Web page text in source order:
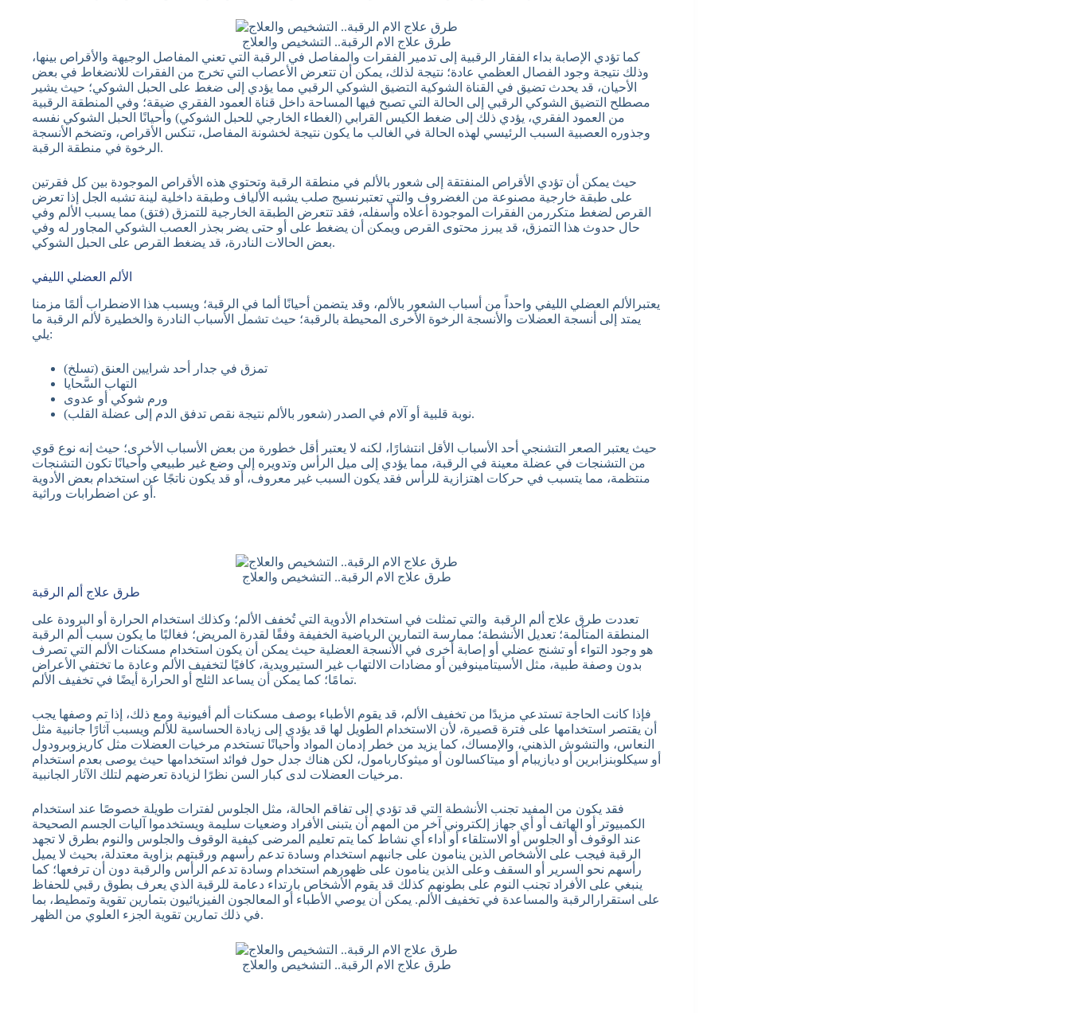
طرق علاج الام الرقبة.. التشخيص والعلاج
كما تؤدي الإصابة بداء الفقار الرقبية إلى تدمير الفقرات والمفاصل في الرقبة التي تعني المفاصل الوجيهة والأقراص بينها،
وذلك نتيجة وجود الفصال العظمي عادة؛ نتيجة لذلك، يمكن أن تتعرض الأعصاب التي تخرج من الفقرات للانضغاط في بعض
الأحيان، قد يحدث تضيق في القناة الشوكية التضيق الشوكي الرقبي مما يؤدي إلى ضغط على الحبل الشوكي؛ حيث يشير
مصطلح التضيق الشوكي الرقبي إلى الحالة التي تصبح فيها المساحة داخل قناة العمود الفقري ضيقة؛ وفي المنطقة الرقبية
من العمود الفقري، يؤدي ذلك إلى ضغط الكيس القرابي (الغطاء الخارجي للحبل الشوكي) وأحيانًا الحبل الشوكي نفسه
وجذوره العصبية السبب الرئيسي لهذه الحالة في الغالب ما يكون نتيجة لخشونة المفاصل، تنكس الأقراص، وتضخم الأنسجة
الرخوة في منطقة الرقبة.
حيث يمكن أن تؤدي الأقراص المنفتقة إلى شعور بالألم في منطقة الرقبة وتحتوي هذه الأقراص الموجودة بين كل فقرتين
على طبقة خارجية مصنوعة من الغضروف والتي تعتبرنسيج صلب يشبه الألياف وطبقة داخلية لينة تشبه الجل إذا تعرض
القرص لضغط متكررمن الفقرات الموجودة أعلاه وأسفله، فقد تتعرض الطبقة الخارجية للتمزق (فتق) مما يسبب الألم وفي
حال حدوث هذا التمزق، قد يبرز محتوى القرص ويمكن أن يضغط على أو حتى يضر بجذر العصب الشوكي المجاور له وفي
بعض الحالات النادرة، قد يضغط القرص على الحبل الشوكي.
الألم العضلي الليفي
يعتبرالألم العضلي الليفي واحداً من أسباب الشعور بالألم، وقد يتضمن أحيانًا ألما في الرقبة؛ ويسبب هذا الاضطراب ألمًا مزمنا
يمتد إلى أنسجة العضلات والأنسجة الرخوة الأخرى المحيطة بالرقبة؛ حيث تشمل الأسباب النادرة والخطيرة لألم الرقبة ما
يلي:
تمزق في جدار أحد شرايين العنق (تسلخ)
التهاب السَّحايا
ورم شوكي أو عدوى
نوبة قلبية أو آلام في الصدر (شعور بالألم نتيجة نقص تدفق الدم إلى عضلة القلب).
حيث يعتبر الصعر التشنجي أحد الأسباب الأقل انتشارًا، لكنه لا يعتبر أقل خطورة من بعض الأسباب الأخرى؛ حيث إنه نوع قوي
من التشنجات في عضلة معينة في الرقبة، مما يؤدي إلى ميل الرأس وتدويره إلى وضع غير طبيعي وأحيانًا تكون التشنجات
منتظمة، مما يتسبب في حركات اهتزازية للرأس فقد يكون السبب غير معروف، أو قد يكون ناتجًا عن استخدام بعض الأدوية
أو عن اضطرابات وراثية.
طرق علاج الام الرقبة.. التشخيص والعلاج
طرق علاج ألم الرقبة
تعددت طرق علاج ألم الرقبة والتي تمثلت في استخدام الأدوية التي تُخفف الألم؛ وكذلك استخدام الحرارة أو البرودة على
المنطقة المتألمة؛ تعديل الأنشطة؛ ممارسة التمارين الرياضية الخفيفة وفقًا لقدرة المريض؛ فغالبًا ما يكون سبب ألم الرقبة
هو وجود التواء أو تشنج عضلي أو إصابة أخرى في الأنسجة العضلية حيث يمكن أن يكون استخدام مسكنات الألم التي تصرف
بدون وصفة طبية، مثل الأسيتامينوفين أو مضادات الالتهاب غير الستيرويدية، كافيًا لتخفيف الألم وعادة ما تختفي الأعراض
تمامًا؛ كما يمكن أن يساعد الثلج أو الحرارة أيضًا في تخفيف الألم.
فإذا كانت الحاجة تستدعي مزيدًا من تخفيف الألم، قد يقوم الأطباء بوصف مسكنات ألم أفيونية ومع ذلك، إذا تم وصفها يجب
أن يقتصر استخدامها على فترة قصيرة، لأن الاستخدام الطويل لها قد يؤدي إلى زيادة الحساسية للألم ويسبب آثارًا جانبية مثل
النعاس، والتشوش الذهني، والإمساك، كما يزيد من خطر إدمان المواد وأحيانًا تستخدم مرخيات العضلات مثل كاريزوبرودول
أو سيكلوبنزابرين أو ديازيبام أو ميتاكسالون أو ميثوكاربامول، لكن هناك جدل حول فوائد استخدامها حيث يوصى بعدم استخدام
مرخيات العضلات لدى كبار السن نظرًا لزيادة تعرضهم لتلك الآثار الجانبية.
فقد يكون من المفيد تجنب الأنشطة التي قد تؤدي إلى تفاقم الحالة، مثل الجلوس لفترات طويلة خصوصًا عند استخدام
الكمبيوتر أو الهاتف أو أي جهاز إلكتروني آخر من المهم أن يتبنى الأفراد وضعيات سليمة ويستخدموا آليات الجسم الصحيحة
عند الوقوف أو الجلوس أو الاستلقاء أو أداء أي نشاط كما يتم تعليم المرضى كيفية الوقوف والجلوس والنوم بطرق لا تجهد
الرقبة فيجب على الأشخاص الذين ينامون على جانبهم استخدام وسادة تدعم رأسهم ورقبتهم بزاوية معتدلة، بحيث لا يميل
رأسهم نحو السرير أو السقف وعلى الذين ينامون على ظهورهم استخدام وسادة تدعم الرأس والرقبة دون أن ترفعها؛ كما
ينبغي على الأفراد تجنب النوم على بطونهم كذلك قد يقوم الأشخاص بارتداء دعامة للرقبة الذي يعرف بطوق رقبي للحفاظ
على استقرارالرقبة والمساعدة في تخفيف الألم. يمكن أن يوصي الأطباء أو المعالجون الفيزيائيون بتمارين تقوية وتمطيط، بما
في ذلك تمارين تقوية الجزء العلوي من الظهر.
طرق علاج الام الرقبة.. التشخيص والعلاج